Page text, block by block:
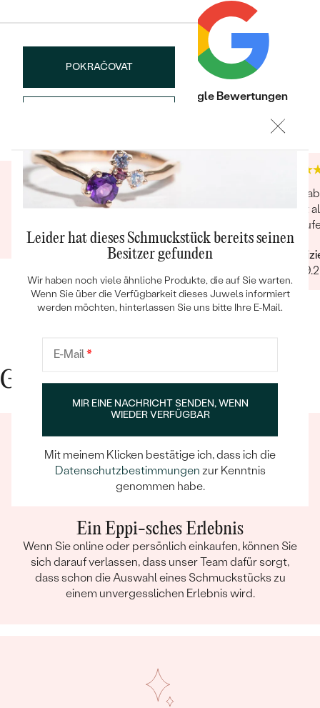
ANSEHEN
FLUORESZENZ:
None
HERKUNFT:
Im Labor hergestellt
LINK ZUM ZERTIFIKAT:
LG624432120
POKRAČOVAT
Trusted shop BewertungenGoogle Bewertungen
Super hilfsbereit und schnell !
07.12.2021
Ich
es ist
Gute Gründe für Eppi
Ein Eppi-sches Erlebnis
Wenn Sie online oder persönlich einkaufen, können Sie
sich darauf verlassen, dass unser Team dafür sorgt,
dass schon die Auswahl eines Schmuckstücks zu
einem unvergesslichen Erlebnis wird.
Leider hat dieses Schmuckstück bereits seinen
Besitzer gefunden
Wir haben noch viele ähnliche Produkte, die auf Sie warten.
Wenn Sie über die Verfügbarkeit dieses Juwels informiert
werden möchten, hinterlassen Sie uns bitte Ihre E-Mail.
E-Mail*
MIR EINE NACHRICHT SENDEN, WENN
WIEDER VERFÜGBAR
Mit meinem Klicken bestätige ich, dass ich die
Datenschutzbestimmungen zur Kenntnis
genommen habe.